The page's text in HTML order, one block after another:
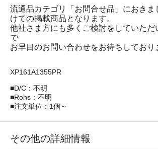
流通品カテゴリ「お問合せ品」におきま
けての掲載商品となります。
他社さま方にも多くご検討をしていただ
で
お早目のお問い合わせをお待ちしており
XP161A1355PR
■D/C：不明
■Rohs：不明
■注文単位：1個～
その他の詳細情報